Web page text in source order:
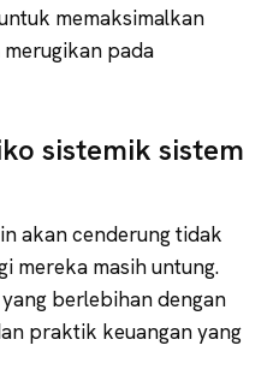
memaksimalkan
pada
sistemik sistem
akan cenderung tidak
mereka masih untung.
berlebihan dengan
praktik keuangan yang